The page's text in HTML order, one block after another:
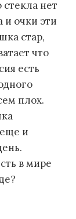
нет
и очки эти
стар,
что
есть
плох.
и
в мире